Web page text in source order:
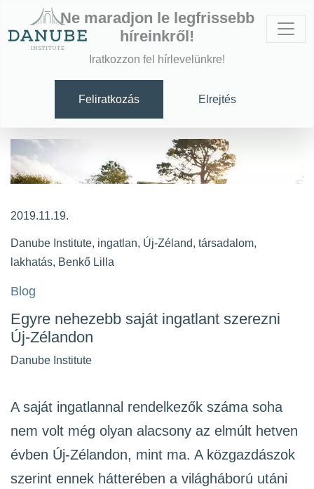
Ne maradjon le legfrissebb
híreinkről!
Iratkozzon fel hírlevelünkre!
Feliratkozás Elrejtés
2019.11.19.
Danube Institute, ingatlan, Új-Zéland, társadalom,
lakhatás, Benkő Lilla
Blog
Egyre nehezebb saját ingatlant szerezni
Új-Zélandon
Danube Institute
A saját ingatlannal rendelkezők száma soha
nem volt még olyan alacsony az elmúlt hetven
évben Új-Zélandon, mint ma. A közgazdászok
szerint ennek hátterében a világháború utáni